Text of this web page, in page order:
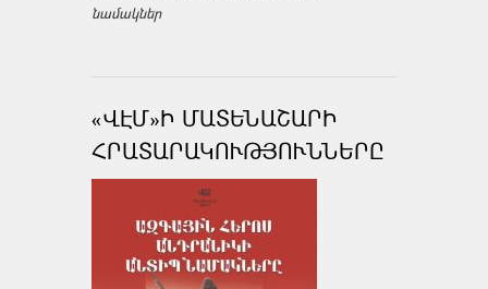
նամակներ
«ՎԷՄ»Ի ՄԱՏԵՆԱՇԱՐԻ
ՀՐԱՏԱՐԱԿՈՒԹՅՈՒՆՆԵՐԸ